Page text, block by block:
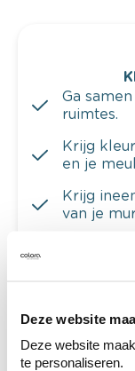
Deze website
Deze website
te personaliseren.
Ga
ruimtes.
Krijg
en je
Krijg
van je
Ontdek